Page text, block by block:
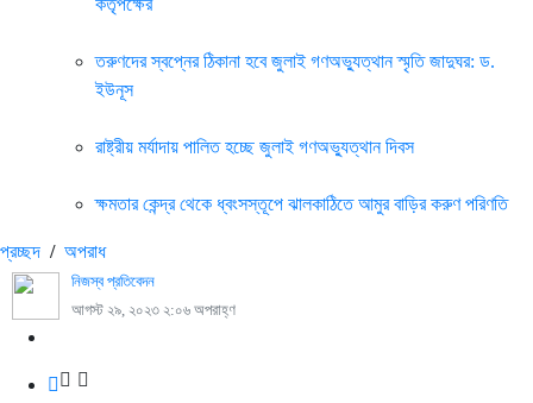
কর্তৃপক্ষের
তরুণদের স্বপ্নের ঠিকানা হবে জুলাই গণঅভ্যুত্থান স্মৃতি জাদুঘর: ড.
ইউনূস
রাষ্ট্রীয় মর্যাদায় পালিত হচ্ছে জুলাই গণঅভ্যুত্থান দিবস
ক্ষমতার কেন্দ্র থেকে ধ্বংসস্তূপে ঝালকাঠিতে আমুর বাড়ির করুণ পরিণতি
প্রচ্ছদ / অপরাধ
নিজস্ব প্রতিবেদন
আগস্ট ২৯, ২০২৩ ২:০৬ অপরাহ্ণ